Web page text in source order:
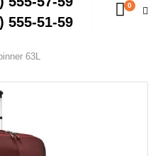
555-51-59
0
63L